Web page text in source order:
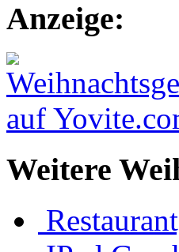
Anzeige:
Weitere